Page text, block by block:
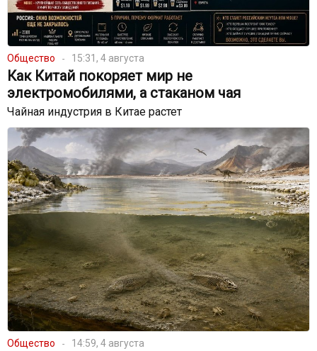
Общество 15:31, 4 августа
Как Китай покоряет мир не
электромобилями, а стаканом чая
Чайная индустрия в Китае растет
Общество 14:59, 4 августа